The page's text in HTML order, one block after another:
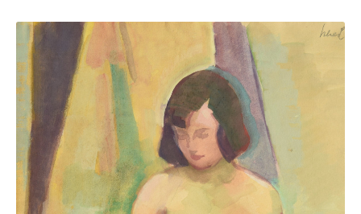
Themenflyer: Buch und Schrift in der Kunst
Themenflyer: Sehnsucht Süden
Themenflyer: Walter Becker
Themenflyer: Richild Holt
Themenflyer: Ernst Geitlinger
Themenflyer: Michel Wagner